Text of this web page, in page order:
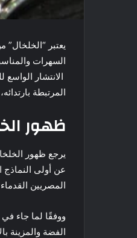
يعتبر
السهرات
الانتشار
المرتبطة
ظهور
يرجع ظهور
المصريين
الفضة والمزينة